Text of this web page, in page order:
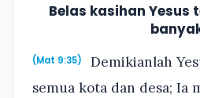
Belas kasihan Yesus
(Mat 9:35)
Demikianlah
semua kota dan desa; Ia